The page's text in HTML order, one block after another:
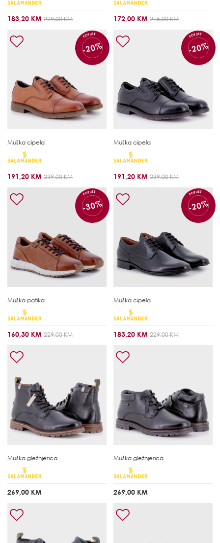
183,20 KM 229,00 KM 172,00 KM 215,00 KM
POPUST
-20%
Muška cipela
191,20 KM 239,00 KM
POPUST
-20%
Muška cipela
191,20 KM 239,00 KM
POPUST
-30%
Muška patika
160,30 KM 229,00 KM
POPUST
-20%
Muška cipela
183,20 KM 229,00 KM
Muška gležnjerica
269,00 KM
Muška gležnjerica
269,00 KM